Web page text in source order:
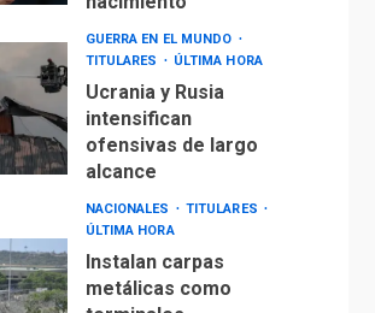
GUERRA EN EL MUNDO
TITULARES
ÚLTIMA HORA
Ucrania y Rusia
intensifican
ofensivas de largo
alcance
NACIONALES
TITULARES
ÚLTIMA HORA
Instalan carpas
metálicas como